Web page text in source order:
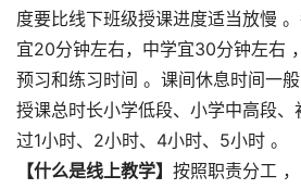
度要比线下班级授课进度适当放慢
宜20分钟左右，中学宜30分钟左右
预习和练习时间 。课间休息时间一
授课总时长小学低段、小学中高段
过1小时、2小时、4小时、5小时 。
【什么是线上教学】 按照职责分工